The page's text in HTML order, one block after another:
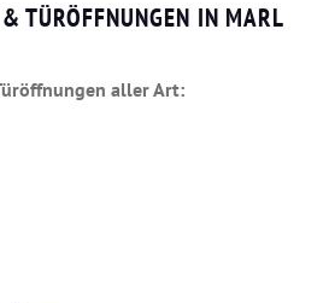
TÜRÖFFNUNGEN IN MARL
aller Art: